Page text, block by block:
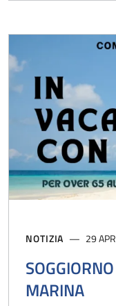
NOTIZIA 29
MARINA